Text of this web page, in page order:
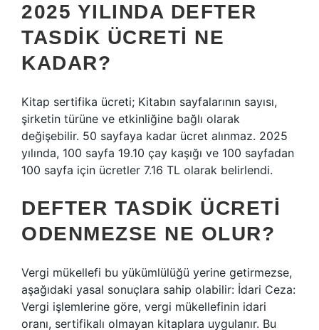
2025 YILINDA DEFTER
TASDIK ÜCRETI NE
KADAR?
Kitap sertifika ücreti; Kitabın sayfalarının sayısı,
şirketin türüne ve etkinliğine bağlı olarak
değişebilir. 50 sayfaya kadar ücret alınmaz. 2025
yılında, 100 sayfa 19.10 çay kaşığı ve 100 sayfadan
100 sayfa için ücretler 7.16 TL olarak belirlendi.
DEFTER TASDIK ÜCRETI
ODENMEZSE NE OLUR?
Vergi mükellefi bu yükümlülüğü yerine getirmezse,
aşağıdaki yasal sonuçlara sahip olabilir: İdari Ceza:
Vergi işlemlerine göre, vergi mükellefinin idari
oranı, sertifikalı olmayan kitaplara uygulanır. Bu